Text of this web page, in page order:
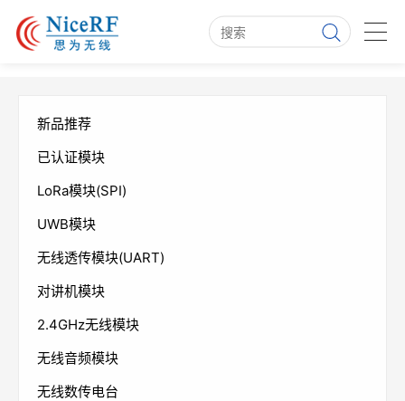
新品推荐
已认证模块
LoRa模块(SPI)
UWB模块
无线透传模块(UART)
对讲机模块
2.4GHz无线模块
无线音频模块
无线数传电台